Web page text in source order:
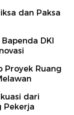
dan Paksa
DKI
Proyek Ruang
dari
Pekerja